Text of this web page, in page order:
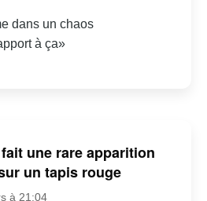
dans un chaos
à ça»
une rare apparition
un tapis rouge
à 21:04